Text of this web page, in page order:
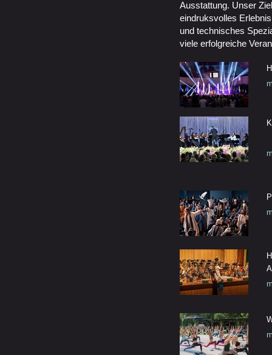
Ausstattung. Unser
eindruksvolles
und technisches
viele erfolgreiche